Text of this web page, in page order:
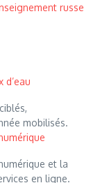
russe
d’eau
mobilisés.
et la
en ligne.